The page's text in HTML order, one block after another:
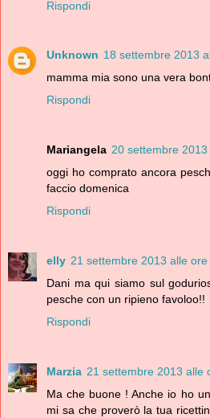
Rispondi
Unknown 18 settembre 2013
mamma mia sono una vera
Rispondi
Mariangela 20 settembre
oggi ho comprato ancora
faccio domenica
Rispondi
elly 21 settembre 2013 alle ore
Dani ma qui siamo sul
pesche con un ripieno favoloo!!
Rispondi
Marzia 21 settembre 2013 alle
Ma che buone ! Anche io ho
mi sa che proverò la tua